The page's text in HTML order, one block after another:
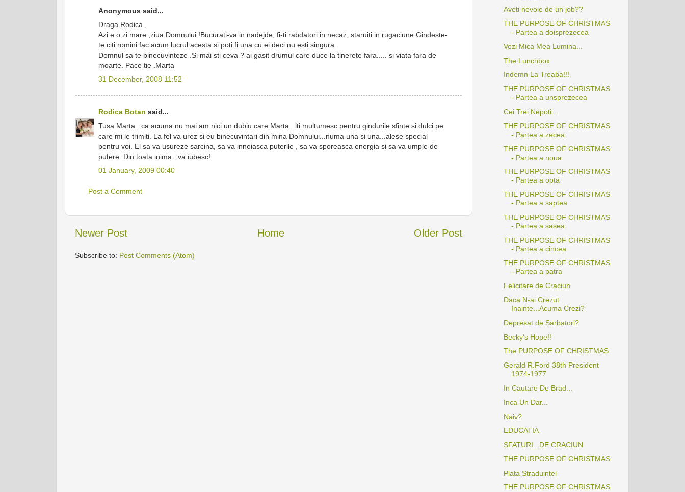
Anonymous said...
Draga Rodica ,
Azi e o zi mare ,ziua Domnului !Bucurati-va in nadejde, fi-ti rabdatori in necaz, staruiti in rugaciune.Gindeste-
te citi romini fac acum lucrul acesta si poti fi una cu ei deci nu esti singura .
Domnul sa te binecuvinteze .Si mai sti ceva ? ai gasit drumul care duce la tinerete fara..... si viata fara de
moarte. Pace tie .Marta
31 December, 2008 11:52
Rodica Botan said...
Tusa Marta...ca acuma nu mai am nici un dubiu care Marta...iti multumesc pentru gindurile sfinte si dulci pe
care mi le trimiti. La fel va urez si eu binecuvintari din mina Domnului...numa una si una...alese special
pentru voi. El sa va usureze sarcina, sa va innoiasca puterile , sa va sporeasca energia si sa va umple de
putere. Din toata inima...va iubesc!
01 January, 2009 00:40
Post a Comment
Newer Post Older Post
Home
Subscribe to: Post Comments (Atom)
Aveti nevoie de un job??
THE PURPOSE OF CHRISTMAS
- Partea a doisprezecea
Vezi Mica Mea Lumina...
The Lunchbox
Indemn La Treaba!!!
THE PURPOSE OF CHRISTMAS
- Partea a unsprezecea
Cei Trei Nepoti...
THE PURPOSE OF CHRISTMAS
- Partea a zecea
THE PURPOSE OF CHRISTMAS
- Partea a noua
THE PURPOSE OF CHRISTMAS
- Partea a opta
THE PURPOSE OF CHRISTMAS
- Partea a saptea
THE PURPOSE OF CHRISTMAS
- Partea a sasea
THE PURPOSE OF CHRISTMAS
- Partea a cincea
THE PURPOSE OF CHRISTMAS
- Partea a patra
Felicitare de Craciun
Daca N-ai Crezut
Inainte...Acuma Crezi?
Depresat de Sarbatori?
Becky's Hope!!
The PURPOSE OF CHRISTMAS
Gerald R.Ford 38th President
1974-1977
In Cautare De Brad...
Inca Un Dar...
Naiv?
EDUCATIA
SFATURI...DE CRACIUN
THE PURPOSE OF CHRISTMAS
Plata Straduintei
THE PURPOSE OF CHRISTMAS